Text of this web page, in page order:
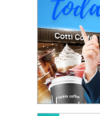
ปรึกษา
การ